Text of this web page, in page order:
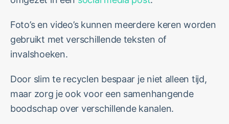
Foto’s en video’s kunnen meerdere keren worden
gebruikt met verschillende teksten of
invalshoeken.
Door slim te recyclen bespaar je niet alleen tijd,
maar zorg je ook voor een samenhangende
boodschap over verschillende kanalen.